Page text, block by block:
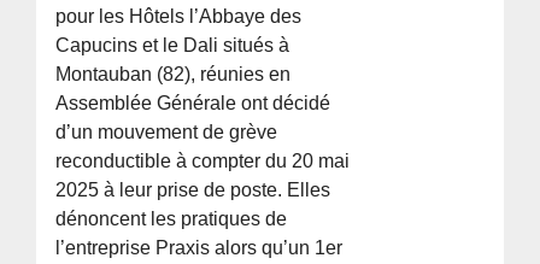
pour les Hôtels l’Abbaye des
Capucins et le Dali situés à
Montauban (82), réunies en
Assemblée Générale ont décidé
d’un mouvement de grève
reconductible à compter du 20 mai
2025 à leur prise de poste. Elles
dénoncent les pratiques de
l’entreprise Praxis alors qu’un 1er